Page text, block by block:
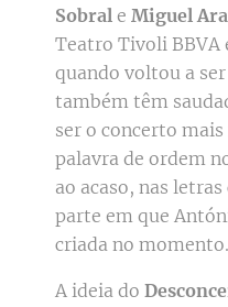
Sobral e Miguel
Teatro Tivoli BBVA
quando voltou a
também têm
ser o concerto
palavra de ordem
ao acaso, nas
parte em que
criada no momento.
A ideia do